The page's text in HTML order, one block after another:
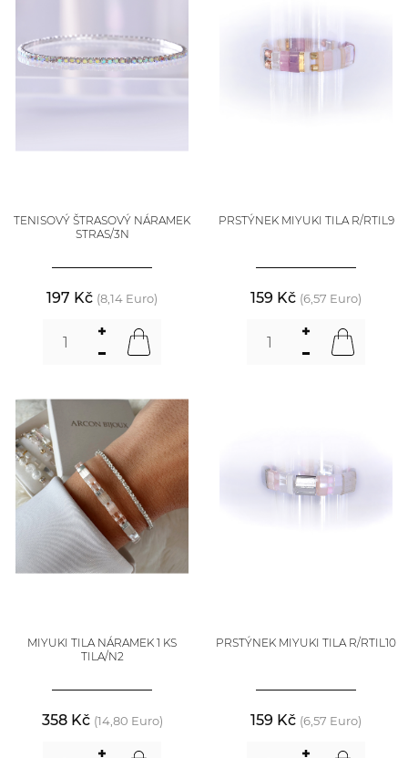
TENISOVÝ ŠTRASOVÝ NÁRAMEK
STRAS/3N
197 Kč (8,14 Euro)
PRSTÝNEK MIYUKI TILA R/RTIL9
159 Kč (6,57 Euro)
MIYUKI TILA NÁRAMEK 1 KS
TILA/N2
358 Kč (14,80 Euro)
PRSTÝNEK MIYUKI TILA R/RTIL10
159 Kč (6,57 Euro)